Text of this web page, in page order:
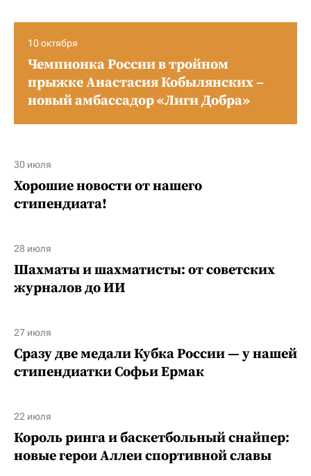
10 октября
Чемпионка России в тройном
прыжке Анастасия Кобылянских –
новый амбассадор «Лиги Добра»
30 июля
Хорошие новости от нашего
стипендиата!
28 июля
Шахматы и шахматисты: от советских
журналов до ИИ
27 июля
Сразу две медали Кубка России — у нашей
стипендиатки Софьи Ермак
22 июля
Король ринга и баскетбольный снайпер:
новые герои Аллеи спортивной славы